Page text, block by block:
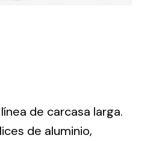
de carcasa larga.
de aluminio,